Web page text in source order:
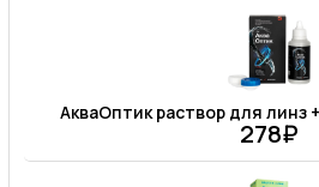
АкваОптик раствор для линз
278₽